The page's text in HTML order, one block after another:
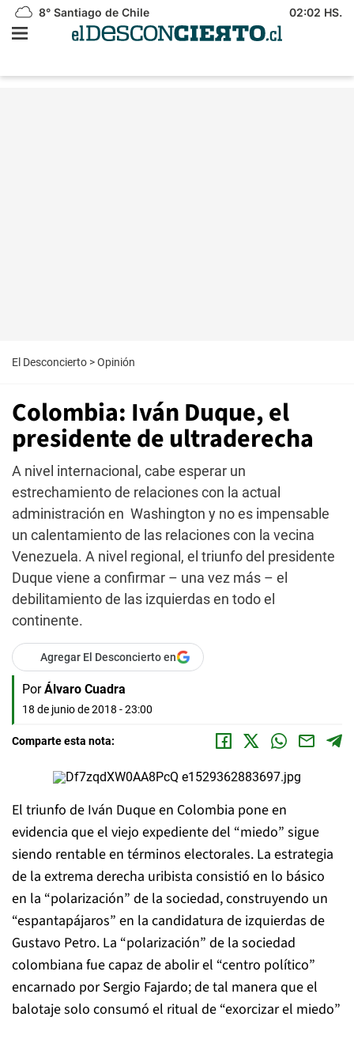
8° Santiago de Chile 02:02 HS.
El Desconcierto >Opinión
Colombia: Iván Duque, el
presidente de ultraderecha
A nivel internacional, cabe esperar un
estrechamiento de relaciones con la actual
administración en Washington y no es impensable
un calentamiento de las relaciones con la vecina
Venezuela. A nivel regional, el triunfo del presidente
Duque viene a confirmar – una vez más – el
debilitamiento de las izquierdas en todo el
continente.
Agregar El Desconcierto en
Por Álvaro Cuadra
18 de junio de 2018 - 23:00
Comparte esta nota:
El triunfo de Iván Duque en Colombia pone en
evidencia que el viejo expediente del “miedo” sigue
siendo rentable en términos electorales. La estrategia
de la extrema derecha uribista consistió en lo básico
en la “polarización” de la sociedad, construyendo un
“espantapájaros” en la candidatura de izquierdas de
Gustavo Petro. La “polarización” de la sociedad
colombiana fue capaz de abolir el “centro político”
encarnado por Sergio Fajardo; de tal manera que el
balotaje solo consumó el ritual de “exorcizar el miedo”